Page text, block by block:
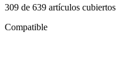
309 de 639 artículos cubiertos
Compatible